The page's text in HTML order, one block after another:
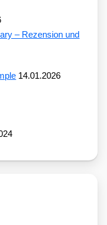
– Rezension und
14.01.2026